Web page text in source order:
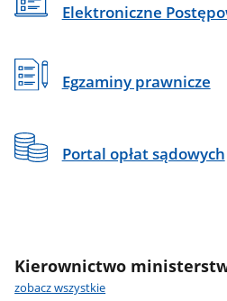
Elektroniczne
Egzaminy prawnicze
Portal opłat sądowych
Kierownictwo
zobacz wszystkie